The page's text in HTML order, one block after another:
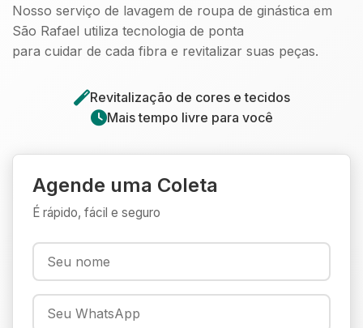
Nosso serviço de lavagem de roupa de ginástica em
São Rafael utiliza tecnologia de ponta
para cuidar de cada fibra e revitalizar suas peças.
Revitalização de cores e tecidos
Mais tempo livre para você
Agende uma Coleta
É rápido, fácil e seguro